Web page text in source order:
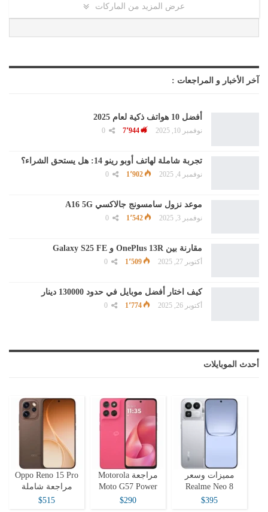
عرض المزيد من الماركات
آخر الأخبار و المراجعات :
أفضل 10 هواتف ذكية لعام 2025
نوفمبر 10, 2025 7٬944
تجربة شاملة لهاتف أوبو رينو 14: هل يستحق الشراء؟
نوفمبر 4, 2025 1٬902
موعد نزول سامسونج جالاكسي A16 5G
نوفمبر 3, 2025 1٬542
مقارنة بين OnePlus 13R و Galaxy S25 FE
أكتوبر 27, 2025 1٬509
كيف اختار أفضل موبايل في حدود 130000 دينار
أكتوبر 26, 2025 1٬774
أحدث الموبايلات
مميزات وسعر
Realme Neo 8
$395
مراجعة Motorola
Moto G57 Power
$290
Oppo Reno 15 Pro
مراجعة شاملة
$515